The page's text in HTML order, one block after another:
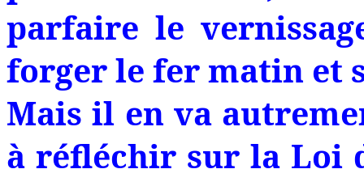
parfaire le
forger le fer matin et
Mais il en va
à réfléchir sur la Loi